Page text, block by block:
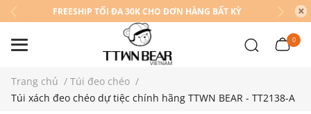
FREESHIP TỐI ĐA 30K CHO ĐƠN HÀNG BẤT KỲ
0
Trang chủ / Túi đeo chéo /
Túi xách đeo chéo dự tiệc chính hãng TTWN BEAR - TT2138-A